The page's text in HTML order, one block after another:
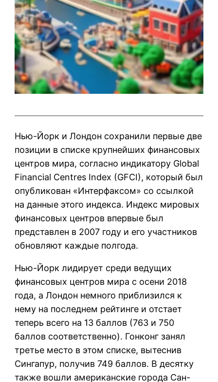
Нью-Йорк и Лондон сохранили первые две
позиции в списке крупнейших финансовых
центров мира, согласно индикатору Global
Financial Centres Index (GFCI), который был
опубликован «Интерфаксом» со ссылкой
на данные этого индекса. Индекс мировых
финансовых центров впервые был
представлен в 2007 году и его участников
обновляют каждые полгода.
Нью-Йорк лидирует среди ведущих
финансовых центров мира с осени 2018
года, а Лондон немного приблизился к
нему на последнем рейтинге и отстает
теперь всего на 13 баллов (763 и 750
баллов соответственно). Гонконг занял
третье место в этом списке, вытеснив
Сингапур, получив 749 баллов. В десятку
также вошли американские города Сан-